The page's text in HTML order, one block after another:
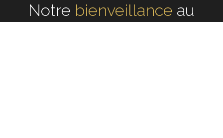
Notreécouteau cœur de
chaque réalisation